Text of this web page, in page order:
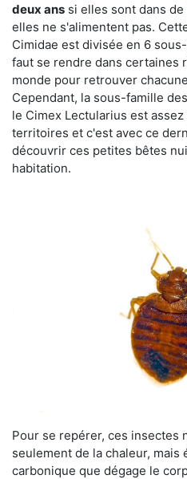
deux ans si elles sont dans
elles ne s'alimentent pas.
Cimidae est divisée en 6
faut se rendre dans certaines
monde pour retrouver
Cependant, la sous-famille
le Cimex Lectularius est
territoires et c'est avec ce
découvrir ces petites bêtes
habitation.
Pour se repérer, ces insectes
seulement de la chaleur, mais
carbonique que dégage le